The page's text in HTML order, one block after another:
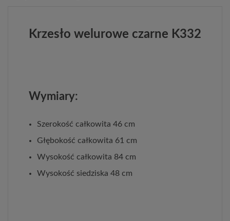
Krzesło welurowe czarne K332
Wymiary:
Szerokość całkowita 46 cm
Głębokość całkowita 61 cm
Wysokość całkowita 84 cm
Wysokość siedziska 48 cm